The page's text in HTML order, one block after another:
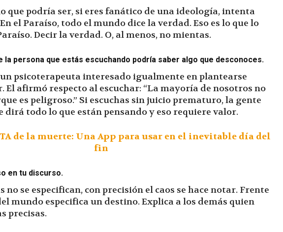
que podría ser, si eres fanático de una ideología, intenta
el Paraíso, todo el mundo dice la verdad. Eso es lo que lo
Decir la verdad. O, al menos, no mientas.
la persona que estás escuchando podría saber algo que desconoces.
psicoterapeuta interesado igualmente en plantearse
El afirmó respecto al escuchar: “La mayoría de nosotros no
es peligroso.” Si escuchas sin juicio prematuro, la gente
dirá todo lo que están pensando y eso requiere valor.
de la muerte: Una App para usar en el inevitable día del
fin
en tu discurso.
no se especifican, con precisión el caos se hace notar. Frente
mundo especifica un destino. Explica a los demás quien
precisas.